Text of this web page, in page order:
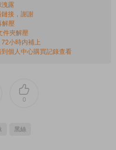
洩露
接，謝謝
解壓
件夾解壓
小時内補上
個人中心購買記錄查看
0
黑絲